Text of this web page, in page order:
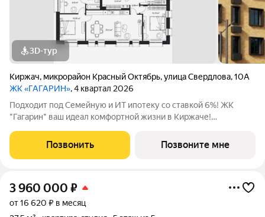
3D-тур
Киржач, микрорайон Красный Октябрь,улица Свердлова,10А
ЖК «ГАГАРИН», 4 квартал 2026
Подходит под Семейную и ИТ ипотеку со ставкой 6%! ЖК
"Гагарин" ваш идеал комфортной жизни в Киржаче!
класса "Комфорт+" сочетает современные технологии,
продуманную инфраструктуру и уютную
Позвонить Позвоните мне
3 960 000 ₽
от 16 620 ₽ в месяц